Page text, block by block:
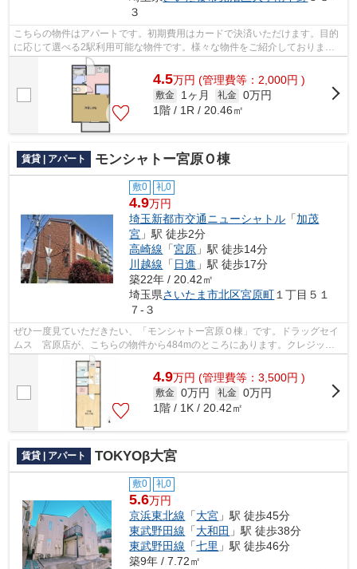
３
こちらの物件はアパートです。初期費用はカードで決済いただけます。目的
に応じて選べる2駅利用可能な物件です。様々な物件をご紹介しておりま
す。数多くの物件の中から、お客様がお望...
4.5万円 (管理費等：2,000円 )
敷金 1ヶ月 礼金 0万円
1階 / 1R / 20.46㎡
賃貸 | アパート モンシャトー宮原Ｏ棟
敷0 礼0
4.9万円
埼玉新都市交通ニューシャトル 「加茂
宮 」駅 徒歩2分
高崎線 「宮原 」駅 徒歩14分
川越線 「日進 」駅 徒歩17分
築22年 / 20.42㎡
埼玉県さいたま市北区宮原町 １丁目５１
７-３
ぜひ一度見ていただきたい、「モンシャトー宮原Ｏ棟」です。ドラッグセイ
ムス 宮原店が、こちらの物件から484mのところにあります。クレジット
カードで初期費用がお支払いいただける...
4.9万円 (管理費等：3,500円 )
敷金 0万円 礼金 0万円
1階 / 1K / 20.42㎡
賃貸 | アパート TOKYOβ大宮
敷0 礼0
5.6万円
京浜東北線 「大宮 」駅 徒歩45分
東武野田線 「大和田 」駅 徒歩38分
東武野田線 「七里 」駅 徒歩46分
築9年 / 7.72㎡